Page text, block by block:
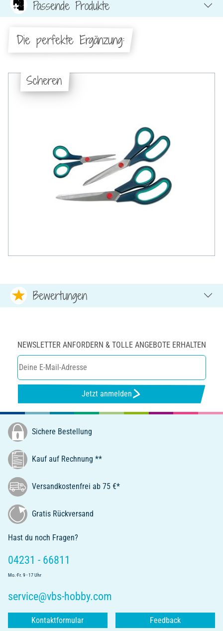
Passende Produkte
Die perfekte Ergänzung:
Scheren
Bewertungen
NEWSLETTER ANFORDERN & TOLLE ANGEBOTE ERHALTEN
Jetzt anmelden
Sichere Bestellung
Kauf auf Rechnung **
Versandkostenfrei ab 75 €*
Gratis Rückversand
Hast du noch Fragen?
04231 - 66811
Mo.-Fr. 9 - 17 Uhr
service@vbs-hobby.com
Kontaktformular Feedback